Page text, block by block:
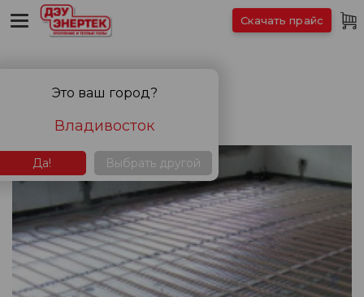
Статьи
Скачать прайс
Это ваш город?
Владивосток
Да! Выбрать другой